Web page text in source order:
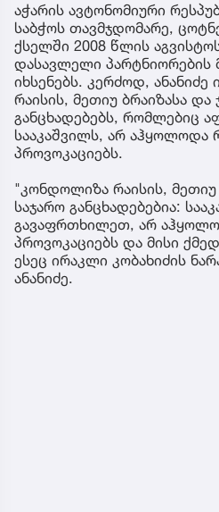
აჭარის ავტონომიური
საბჭოს თავმჯდომარე,
ქსელში 2008 წლის
დასავლელი პარტნიორების
იხსენებს. კერძოდ,
რაისის, მეთიუ ბრაიზასა და
განცხადებებს, რომლებიც
სააკაშვილს, არ აჰყოლოდა
პროვოკაციებს.
"კონდოლიზა რაისის, მეთიუ
საჯარო განცხადებებია:
გავაფრთხილეთ, არ
პროვოკაციებს და მისი
ესეც ირაკლი კობახიძის
ანანიძე.